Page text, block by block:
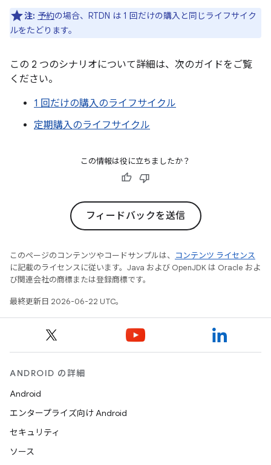
注: 予約の場合、RTDN は 1 回だけの購入と同じライフサイク
ルをたどります。
この 2 つのシナリオについて詳細は、次のガイドをご覧
ください。
1 回だけの購入のライフサイクル
定期購入のライフサイクル
この情報は役に立ちましたか？
フィードバックを送信
このページのコンテンツやコードサンプルは、
コンテンツ ライセンス
に記載のライセンスに従います。Java および OpenJDK は Oracle およ
び関連会社の商標または登録商標です。
最終更新日 2026-06-22 UTC。
ANDROID の詳細
Android
エンタープライズ向け Android
セキュリティ
ソース